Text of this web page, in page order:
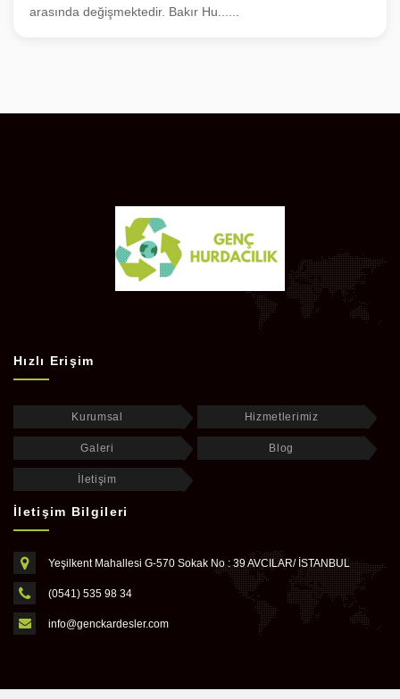
arasında değişmektedir. Bakır Hu......
Hızlı Erişim
Kurumsal Hizmetlerimiz
Galeri Blog
İletişim
İletişim Bilgileri
Yeşilkent Mahallesi G-570 Sokak No : 39 AVCILAR/ İSTANBUL
(0541) 535 98 34
info@genckardesler.com